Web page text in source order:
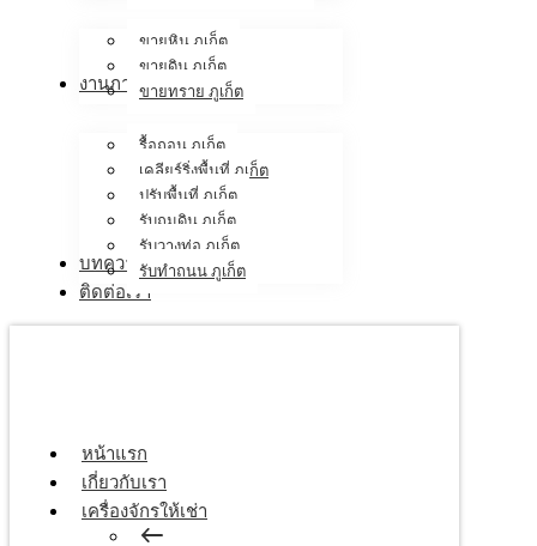
ขายหิน ภูเก็ต
ขายดิน ภูเก็ต
ขายทราย ภูเก็ต
งานภาคสนาม
รื้อถอน ภูเก็ต
เคลียร์ริ่งพื้นที่ ภูเก็ต
ปรับพื้นที่ ภูเก็ต
รับถมดิน ภูเก็ต
รับวางท่อ ภูเก็ต
รับทำถนน ภูเก็ต
บทความ
ติดต่อเรา
หน้าแรก
เกี่ยวกับเรา
เครื่องจักรให้เช่า